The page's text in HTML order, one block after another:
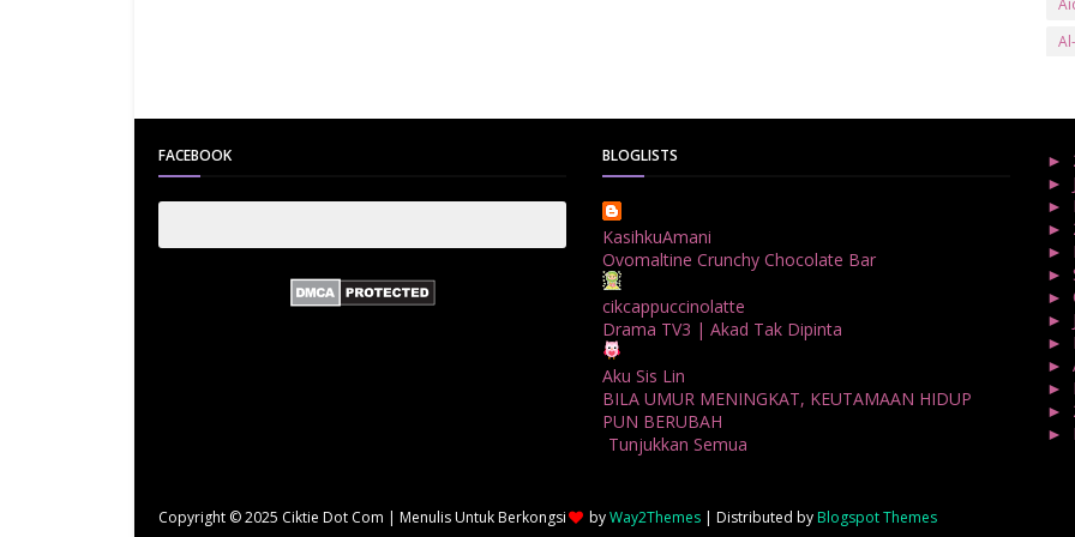
FACEBOOK BLOGLISTS
KasihkuAmani
Ovomaltine Crunchy Chocolate Bar
cikcappuccinolatte
Drama TV3 | Akad Tak Dipinta
Aku Sis Lin
BILA UMUR MENINGKAT, KEUTAMAAN HIDUP
PUN BERUBAH
Tunjukkan Semua
►
►
►
►
►
►
►
►
►
►
►
►
►
Copyright © 2025 Ciktie Dot Com | Menulis Untuk Berkongsi byWay2Themes | Distributed by Blogspot Themes